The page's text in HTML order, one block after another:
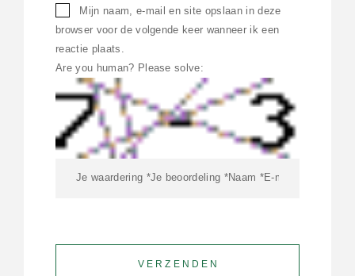
Mijn naam, e-mail en site opslaan in deze
browser voor de volgende keer wanneer ik een
reactie plaats.
Are you human? Please solve: